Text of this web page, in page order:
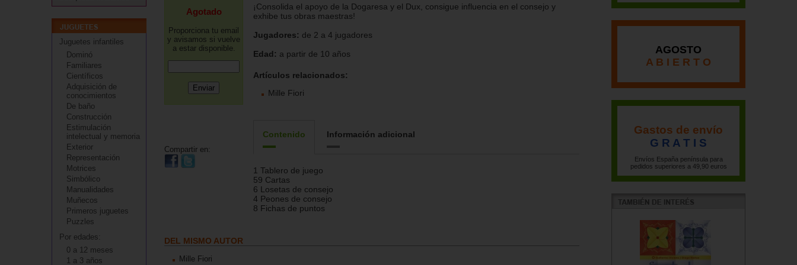
Juguetes infantiles
Dominó
Familiares
Científicos
Adquisición de
conocimientos
De baño
Construcción
Estimulación
intelectual y memoria
Exterior
Representación
Motrices
Simbólico
Manualidades
Muñecos
Primeros juguetes
Puzzles
Por edades:
0 a 12 meses
1 a 3 años
Agotado
Proporciona tu email
y avisamos si vuelve
a estar disponible.
Compartir en:
¡Consolida el apoyo de la Dogaresa y el Dux, consigue influencia en el consejo y
exhibe tus obras maestras!
Jugadores: de 2 a 4 jugadores
Edad: a partir de 10 años
Artículos relacionados:
Mille Fiori
Contenido Información adicional
1 Tablero de juego
59 Cartas
6 Losetas de consejo
4 Peones de consejo
8 Fichas de puntos
DEL MISMO AUTOR
Mille Fiori
AGOSTO
A B I E R T O
Gastos de envío
G R A T I S
Envíos España península para
pedidos superiores a 49,90 euros